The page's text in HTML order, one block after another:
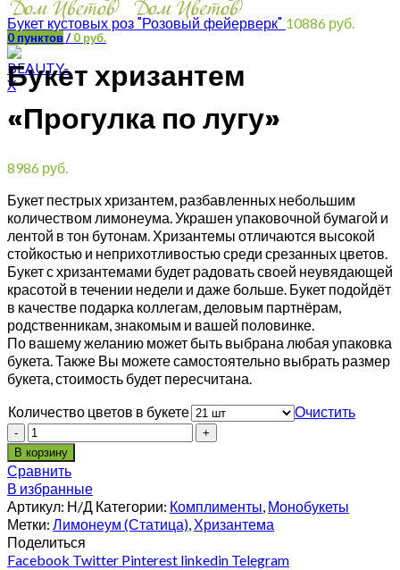
0 пунктов/ 0руб.
Букет кустовых роз "Розовый фейерверк" 10886 руб.
Букет хризантем
«Прогулка по лугу»
8986 руб.
Букет пестрых хризантем, разбавленных небольшим
количеством лимонеума. Украшен упаковочной бумагой и
лентой в тон бутонам. Хризантемы отличаются высокой
стойкостью и неприхотливостью среди срезанных цветов.
Букет с хризантемами будет радовать своей неувядающей
красотой в течении недели и даже больше. Букет подойдёт
в качестве подарка коллегам, деловым партнёрам,
родственникам, знакомым и вашей половинке.
По вашему желанию может быть выбрана любая упаковка
букета. Также Вы можете самостоятельно выбрать размер
букета, стоимость будет пересчитана.
Количество цветов в букете
Очистить
Количество
В корзину
Сравнить
В избранные
Артикул: Н/Д Категории: Комплименты, Монобукеты
Метки: Лимонеум (Статица), Хризантема
Поделиться
Facebook Twitter Pinterest linkedin Telegram